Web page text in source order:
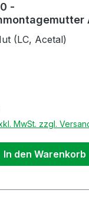
-
LC, PLC, EFC,
APC - Serien
(LC, Acetal)
Preis:
MwSt. zzgl.
In den Warenkorb